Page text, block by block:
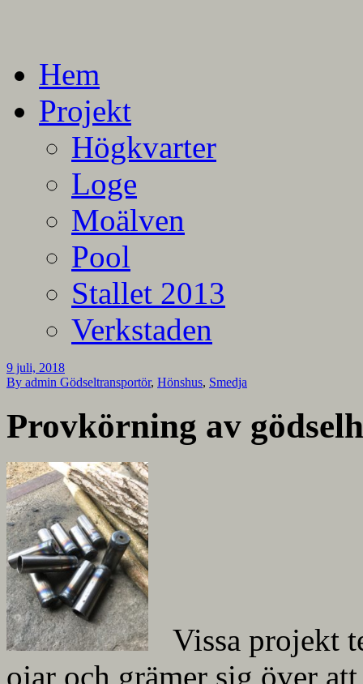
Hem
Projekt
Högkvarter
Loge
Moälven
Pool
Stallet 2013
Verkstaden
9 juli, 2018
By admin Gödseltransportör, Hönshus, Smedja
Provkörning av
Vissa projekt
ojar och grämer sig över